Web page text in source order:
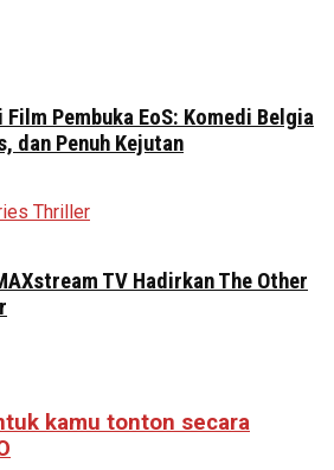
Pembuka EoS: Komedi Belgia
dan Penuh Kejutan
TV Hadirkan The Other
kamu tonton secara